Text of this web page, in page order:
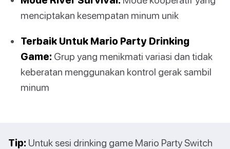
menciptakan kesempatan minum unik
Terbaik Untuk Mario Party Drinking
Game: Grup yang menikmati variasi dan tidak
keberatan menggunakan kontrol gerak sambil
minum
Tip: Untuk sesi drinking game Mario Party Switch